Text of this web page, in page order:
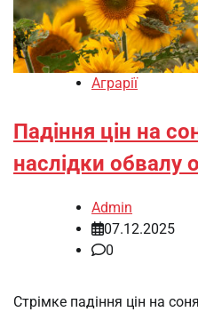
Аграрії
Падіння цін на
наслідки обвалу
Admin
07.12.2025
0
Стрімке падіння цін на